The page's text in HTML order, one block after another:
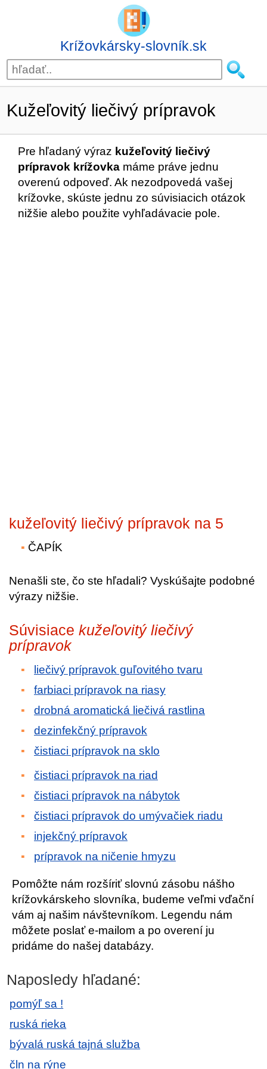
Krížovkársky-slovník.sk
Kužeľovitý liečivý prípravok
Pre hľadaný výraz kužeľovitý liečivý
prípravok krížovka máme práve jednu
overenú odpoveď. Ak nezodpovedá vašej
krížovke, skúste jednu zo súvisiacich otázok
nižšie alebo použite vyhľadávacie pole.
kužeľovitý liečivý prípravok na 5
ČAPÍK
Nenašli ste, čo ste hľadali? Vyskúšajte podobné
výrazy nižšie.
Súvisiace kužeľovitý liečivý
prípravok
liečivý prípravok guľovitého tvaru
farbiaci prípravok na riasy
drobná aromatická liečivá rastlina
dezinfekčný prípravok
čistiaci prípravok na sklo
čistiaci prípravok na riad
čistiaci prípravok na nábytok
čistiaci prípravok do umývačiek riadu
injekčný prípravok
prípravok na ničenie hmyzu
Pomôžte nám rozšíriť slovnú zásobu nášho
krížovkárskeho slovníka, budeme veľmi vďační
vám aj našim návštevníkom. Legendu nám
môžete poslať e-mailom a po overení ju
pridáme do našej databázy.
Naposledy hľadané:
pomýľ sa !
ruská rieka
bývalá ruská tajná služba
čln na rýne